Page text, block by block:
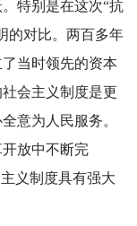
特别是在这次“抗
的对比。两百多年
当时领先的资本
会主义制度是更
意为人民服务。
放中不断完
义制度具有强大